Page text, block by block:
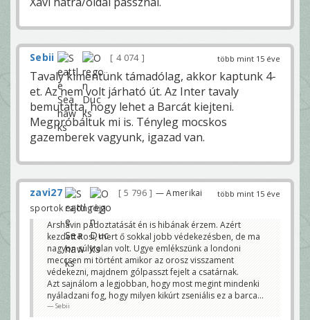
több mint 15 éve
Sebii 4 074
Tavaly kimentünk támadólag, akkor kaptunk 4-
et. Az nem volt járható út. Az Inter tavaly
bemutatta, hogy lehet a Barcát kiejteni.
Megpróbáltuk mi is. Tényleg mocskos
gazemberek vagyunk, igazad van.
több mint 15 éve
zavi27 5 796
— Amerikai
sportok rajongója
Arshavin padoztatását én is hibának érzem. Azért
kezdett Rosi, mert ő sokkal jobb védekezésben, de ma
nagyon súlytalan volt. Ugye emlékszünk a londoni
meccsen mi történt amikor az orosz visszament
védekezni, majdnem gólpasszt fejelt a csatárnak.
Azt sajnálom a legjobban, hogy most megint mindenki
nyáladzani fog, hogy milyen kikúrt zseniális ez a barca...
Sebii